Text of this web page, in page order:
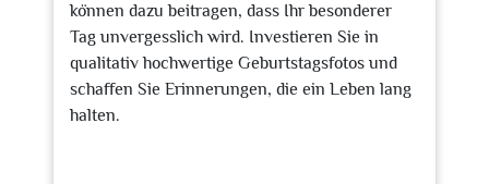
können dazu beitragen, dass Ihr besonderer
Tag unvergesslich wird. Investieren Sie in
qualitativ hochwertige Geburtstagsfotos und
schaffen Sie Erinnerungen, die ein Leben lang
halten.